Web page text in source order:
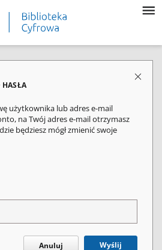
HASŁA
użytkownika lub adres e-mail
na Twój adres e-mail otrzymasz
będziesz mógł zmienić swoje
Anuluj Wyślij